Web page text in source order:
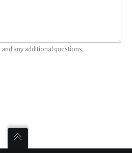
any additional questions.